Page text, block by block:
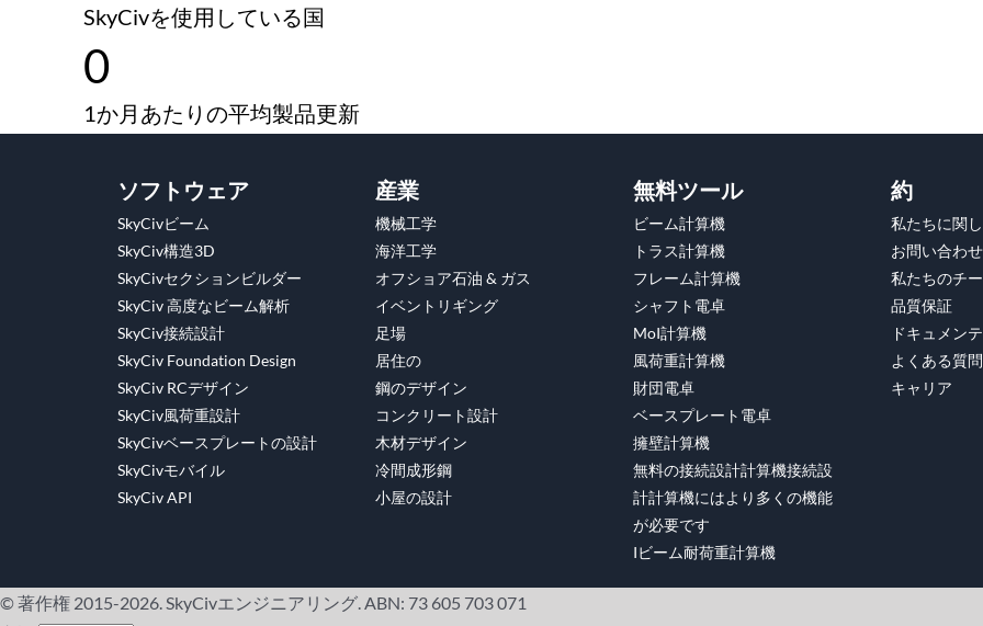
SkyCivを使用している国
0
1か月あたりの平均製品更新
ソフトウェア
SkyCivビーム
SkyCiv構造3D
SkyCivセクションビルダー
SkyCiv 高度なビーム解析
SkyCiv接続設計
SkyCiv Foundation Design
SkyCiv RCデザイン
SkyCiv風荷重設計
SkyCivベースプレートの設計
SkyCivモバイル
SkyCiv API
産業
機械工学
海洋工学
オフショア石油 & ガス
イベントリギング
足場
居住の
鋼のデザイン
コンクリート設計
木材デザイン
冷間成形鋼
小屋の設計
無料ツール
ビーム計算機
トラス計算機
フレーム計算機
シャフト電卓
MoI計算機
風荷重計算機
財団電卓
ベースプレート電卓
擁壁計算機
無料の接続設計計算機接続設
計計算機にはより多くの機能
が必要です
Iビーム耐荷重計算機
約
私たちに関
お問い合わせ
私たちのチ
品質保証
ドキュメン
よくある質問
キャリア
© 著作権 2015-2026. SkyCivエンジニアリング. ABN: 73 605 703 071